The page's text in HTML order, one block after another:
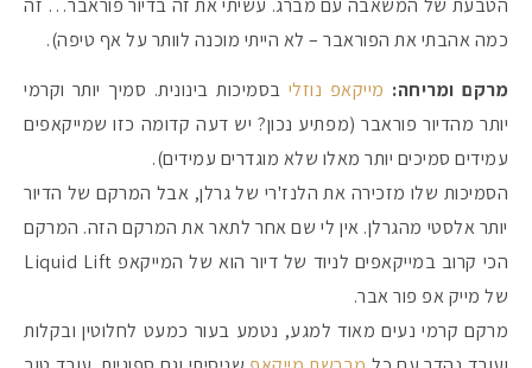
הטבעת של המשאבה עם מברג. עשיתי את זה בדיור פוראבר… זה
כמה אהבתי את הפוראבר – לא הייתי מוכנה לוותר על אף טיפה).
מרקם ומריחה: מייקאפ נוזלי בסמיכות בינונית. סמיך יותר וקרמי
יותר מהדיור פוראבר (מפתיע נכון? יש דעה קדומה כזו שמייקאפים
עמידים סמיכים יותר מאלו שלא מוגדרים עמידים).
הסמיכות שלו מזכירה את הלנז'רי של גרלן, אבל המרקם של הדיור
יותר אלסטי מהגרלן. אין לי שם אחר לתאר את המרקם הזה. המרקם
הכי קרוב במייקאפים לניוד של דיור הוא של המייקאפ Liquid Lift
של מייק אפ פור אבר.
מרקם קרמי נעים מאוד למגע, נטמע בעור כמעט לחלוטין ובקלות